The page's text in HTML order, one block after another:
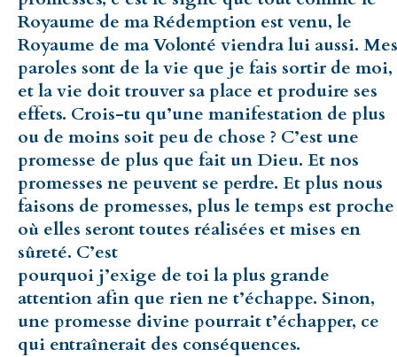
Royaume de ma Rédemption est venu, le
Royaume de ma Volonté viendra lui aussi. Mes
paroles sont de la vie que je fais sortir de moi,
et la vie doit trouver sa place et produire ses
effets. Crois-tu qu’une manifestation de plus
ou de moins soit peu de chose ? C’est une
promesse de plus que fait un Dieu. Et nos
promesses ne peuvent se perdre. Et plus nous
faisons de promesses, plus le temps est proche
où elles seront toutes réalisées et mises en
sûreté. C’est
pourquoi j’exige de toi la plus grande
attention afin que rien ne t’échappe. Sinon,
une promesse divine pourrait t’échapper, ce
qui entraînerait des conséquences.